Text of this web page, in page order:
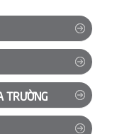
TRƯỜNG